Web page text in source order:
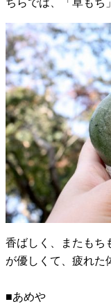
ちらでは、「草もち
香ばしく、またもち
が優しくて、疲れた
■あめや